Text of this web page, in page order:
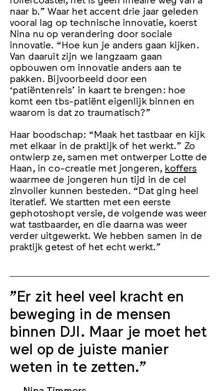
naar b.” Waar het accent drie jaar geleden
vooral lag op technische innovatie, koerst
Nina nu op verandering door sociale
innovatie. “Hoe kun je anders gaan kijken.
Van daaruit zijn we langzaam gaan
opbouwen om innovatie anders aan te
pakken. Bijvoorbeeld door een
‘patiëntenreis’ in kaart te brengen: hoe
komt een tbs-patiënt eigenlijk binnen en
waarom is dat zo traumatisch?”
Haar boodschap: “Maak het tastbaar en kijk
met elkaar in de praktijk of het werkt.” Zo
ontwierp ze, samen met ontwerper Lotte de
Haan, in co-creatie met jongeren, koffers
waarmee de jongeren hun tijd in de cel
zinvoller kunnen besteden. “Dat ging heel
iteratief. We startten met een eerste
gephotoshopt versie, de volgende was weer
wat tastbaarder, en die daarna was weer
verder uitgewerkt. We hebben samen in de
praktijk getest of het echt werkt.”
"Er zit heel veel kracht en
beweging in de mensen
binnen DJI. Maar je moet het
wel op de juiste manier
weten in te zetten."